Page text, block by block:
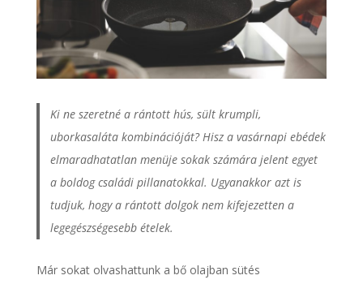
Ki ne szeretné a rántott hús, sült krumpli,
uborkasaláta kombinációját? Hisz a vasárnapi ebédek
elmaradhatatlan menüje sokak számára jelent egyet
a boldog családi pillanatokkal. Ugyanakkor azt is
tudjuk, hogy a rántott dolgok nem kifejezetten a
legegészségesebb ételek.
Már sokat olvashattunk a bő olajban sütés